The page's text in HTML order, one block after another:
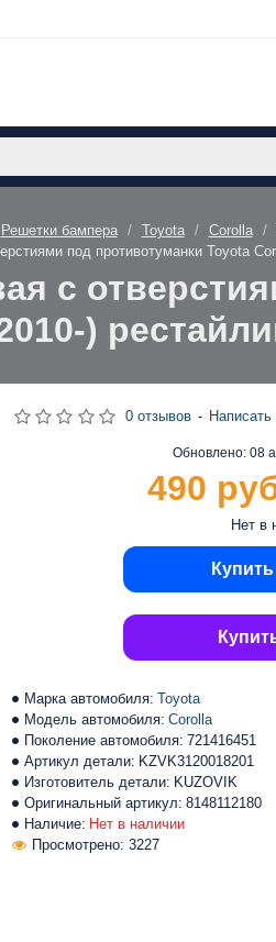
Решетки бампера Toyota Corolla
под противотуманки Toyota
с
)
Наличие: Нет в наличии
Марка автомобиля: Toyota
Модель автомобиля: Corolla
Поколение автомобиля: 721416451
Артикул детали: KZVK3120018201
Изготовитель детали: KUZOVIK
Оригинальный артикул: 8148112180
Просмотрено: 3227
Обновлено: 08
Нет в
0 отзывов - Написать
490